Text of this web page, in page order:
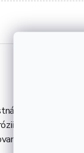
pozinkovaná
než bežné
Dodáva sa